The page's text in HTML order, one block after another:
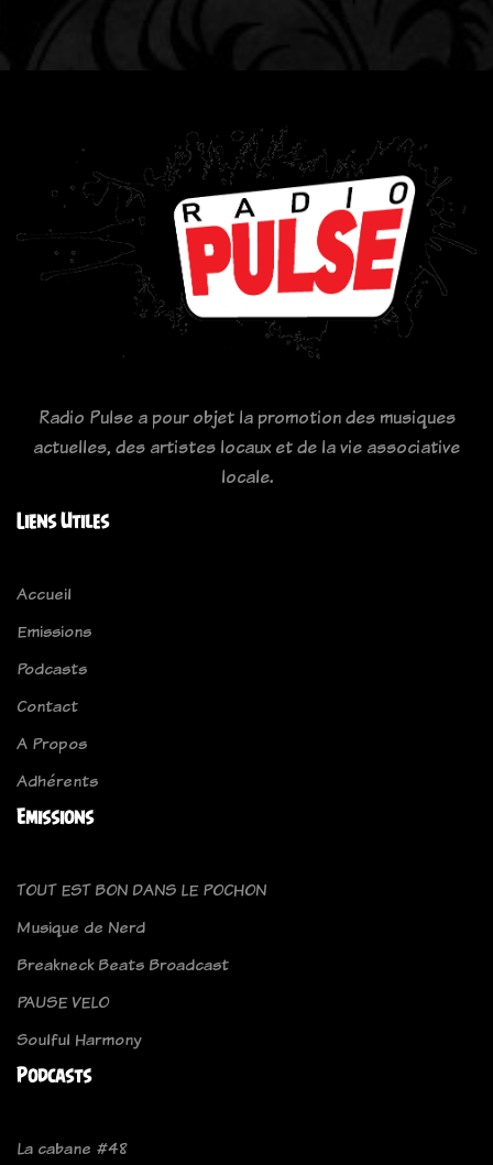
Radio Pulse a pour objet la promotion des musiques
actuelles, des artistes locaux et de la vie associative
locale.
Liens Utiles
Accueil
Emissions
Podcasts
Contact
A Propos
Adhérents
Emissions
TOUT EST BON DANS LE POCHON
Musique de Nerd
Breakneck Beats Broadcast
PAUSE VELO
Soulful Harmony
Podcasts
La cabane #48